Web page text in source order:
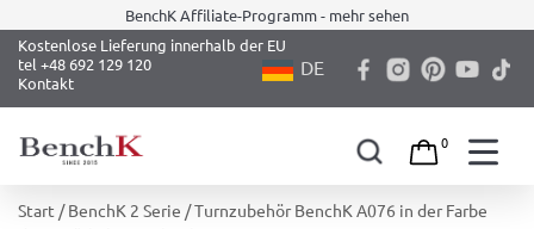
BenchK Affiliate-Programm - mehr sehen
Kostenlose Lieferung innerhalb der EU
tel +48 692 129 120
Kontakt
DE
0
Start /BenchK 2 Serie / Turnzubehör BenchK A076 in der Farbe